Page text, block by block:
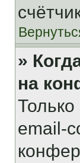
»
на
Только
email-